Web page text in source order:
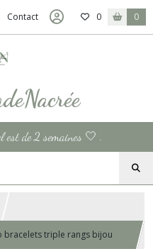
Contact 0 0
de 2 semaines 🤍 .
bracelets triple rangs bijou